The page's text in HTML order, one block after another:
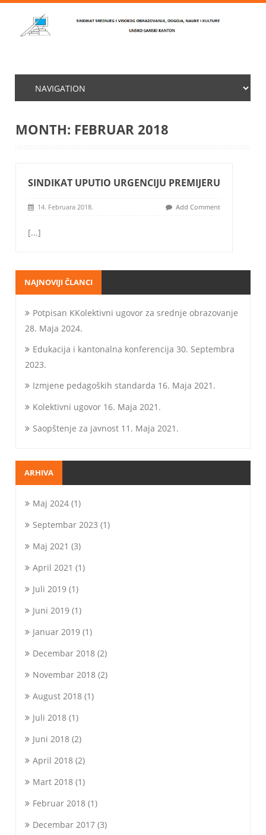
MONTH: FEBRUAR 2018
SINDIKAT UPUTIO URGENCIJU PREMIJERU
14. Februara 2018. Add Comment
[...]
NAJNOVIJI ČLANCI
Potpisan KKolektivni ugovor za srednje obrazovanje
28. Maja 2024.
Edukacija i kantonalna konferencija 30. Septembra
2023.
Izmjene pedagoških standarda 16. Maja 2021.
Kolektivni ugovor 16. Maja 2021.
Saopštenje za javnost 11. Maja 2021.
ARHIVA
Maj 2024(1)
Septembar 2023 (1)
Maj 2021 (3)
April 2021 (1)
Juli 2019(1)
Juni 2019(1)
Januar 2019(1)
Decembar 2018(2)
Novembar 2018(2)
August 2018(1)
Juli 2018(1)
Juni 2018(2)
April 2018(2)
Mart 2018(1)
Februar 2018(1)
Decembar 2017(3)